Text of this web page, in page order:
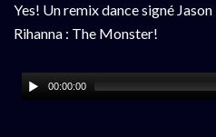
Yes! Un remix dance signé
Rihanna : The Monster!
00:00:00